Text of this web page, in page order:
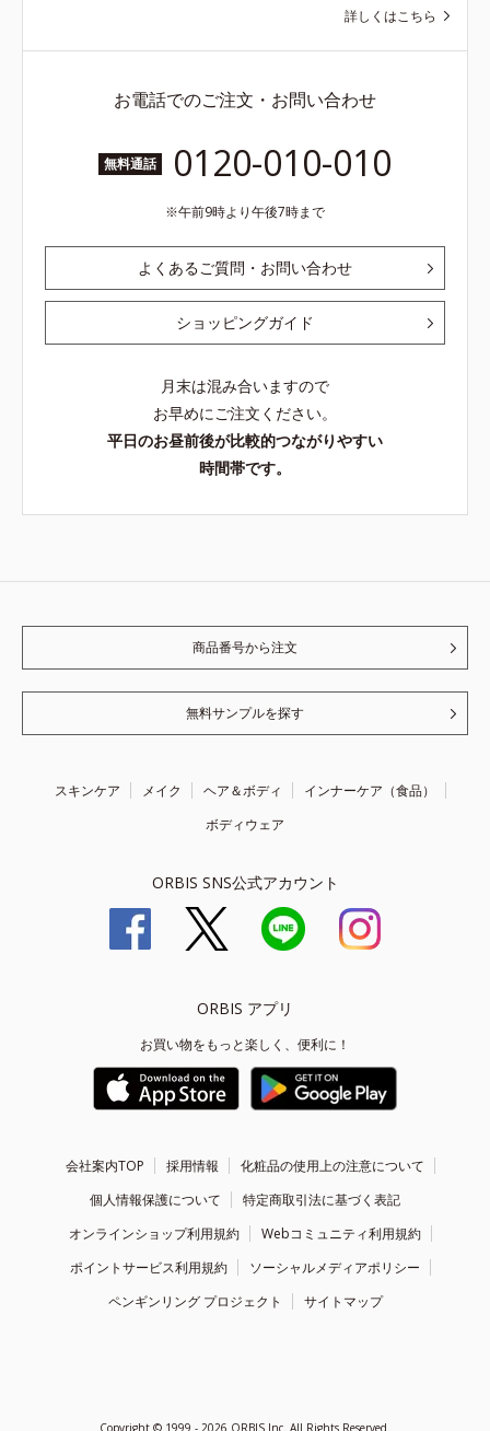
詳しくはこちら
お電話でのご注文・お問い合わせ
無料通話 0120-010-010
午前9時より午後7時まで
よくあるご質問・お問い合わせ
ショッピングガイド
月末は混み合いますので
お早めにご注文ください。
平日のお昼前後が比較的つながりやすい
時間帯です。
商品番号から注文
無料サンプルを探す
スキンケア メイク ヘア＆ボディ
インナーケア（食品）
ボディウェア
ORBIS SNS公式アカウント
ORBIS アプリ
お買い物をもっと楽しく、便利に！
会社案内TOP 採用情報
化粧品の使用上の注意について
個人情報保護について
特定商取引法に基づく表記
オンラインショップ利用規約
Webコミュニティ利用規約
ポイントサービス利用規約
ソーシャルメディアポリシー
ペンギンリング プロジェクト
サイトマップ